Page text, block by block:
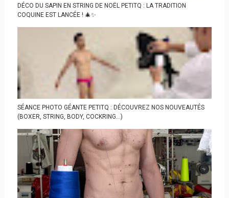
DÉCO DU SAPIN EN STRING DE NOËL PETITQ : LA TRADITION
COQUINE EST LANCÉE ! 🎄✨
SÉANCE PHOTO GÉANTE PETITQ : DÉCOUVREZ NOS NOUVEAUTÉS
(BOXER, STRING, BODY, COCKRING…)